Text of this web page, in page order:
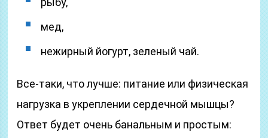
мед,
нежирный йогурт, зеленый чай.
Все-таки, что лучше: питание или физическая
нагрузка в укреплении сердечной мышцы?
Ответ будет очень банальным и простым: